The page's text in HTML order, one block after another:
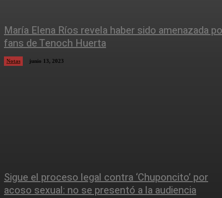
María Elena Ríos revela haber sido amenazada
fans de Tenoch Huerta
Notas junio 13, 2023
Sigue el proceso legal contra ‘Chuponcito’ por
acoso sexual: no se presentó a la audiencia